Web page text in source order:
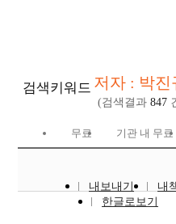
검색키워드 저자 : 박진
(검색결과 847
무료 기관 내 무료
내보내기
내
한글로보기